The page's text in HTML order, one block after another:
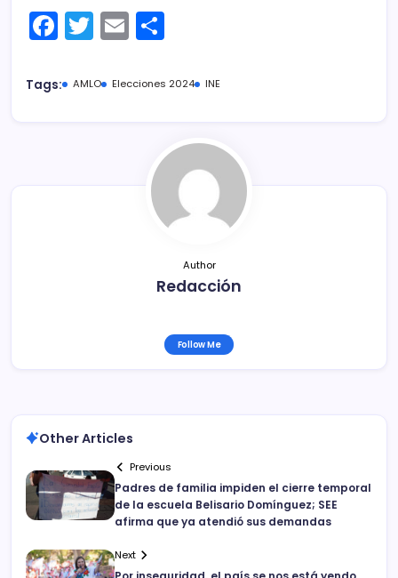
F
a
c
T
w
itt
E
m
ai m
ar
tir
Tags: AMLO Elecciones 2024 INE
Author
Redacción
Follow Me
Other Articles
Previous
Padres de familia impiden el cierre temporal
de la escuela Belisario Domínguez; SEE
afirma que ya atendió sus demandas
Next